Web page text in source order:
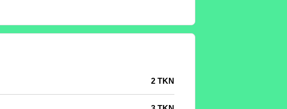
2 TKN